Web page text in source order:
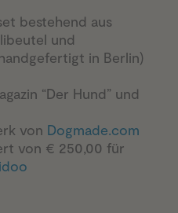
bestehend aus
und
in Berlin)
“Der Hund” und
von Dogmade.com
von € 250,00 für